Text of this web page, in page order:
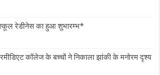
रेडीनेस का हुआ शुभारम्भ*
कॉलेज के बच्चों ने निकाला झांकी के मनोरम दृश्य